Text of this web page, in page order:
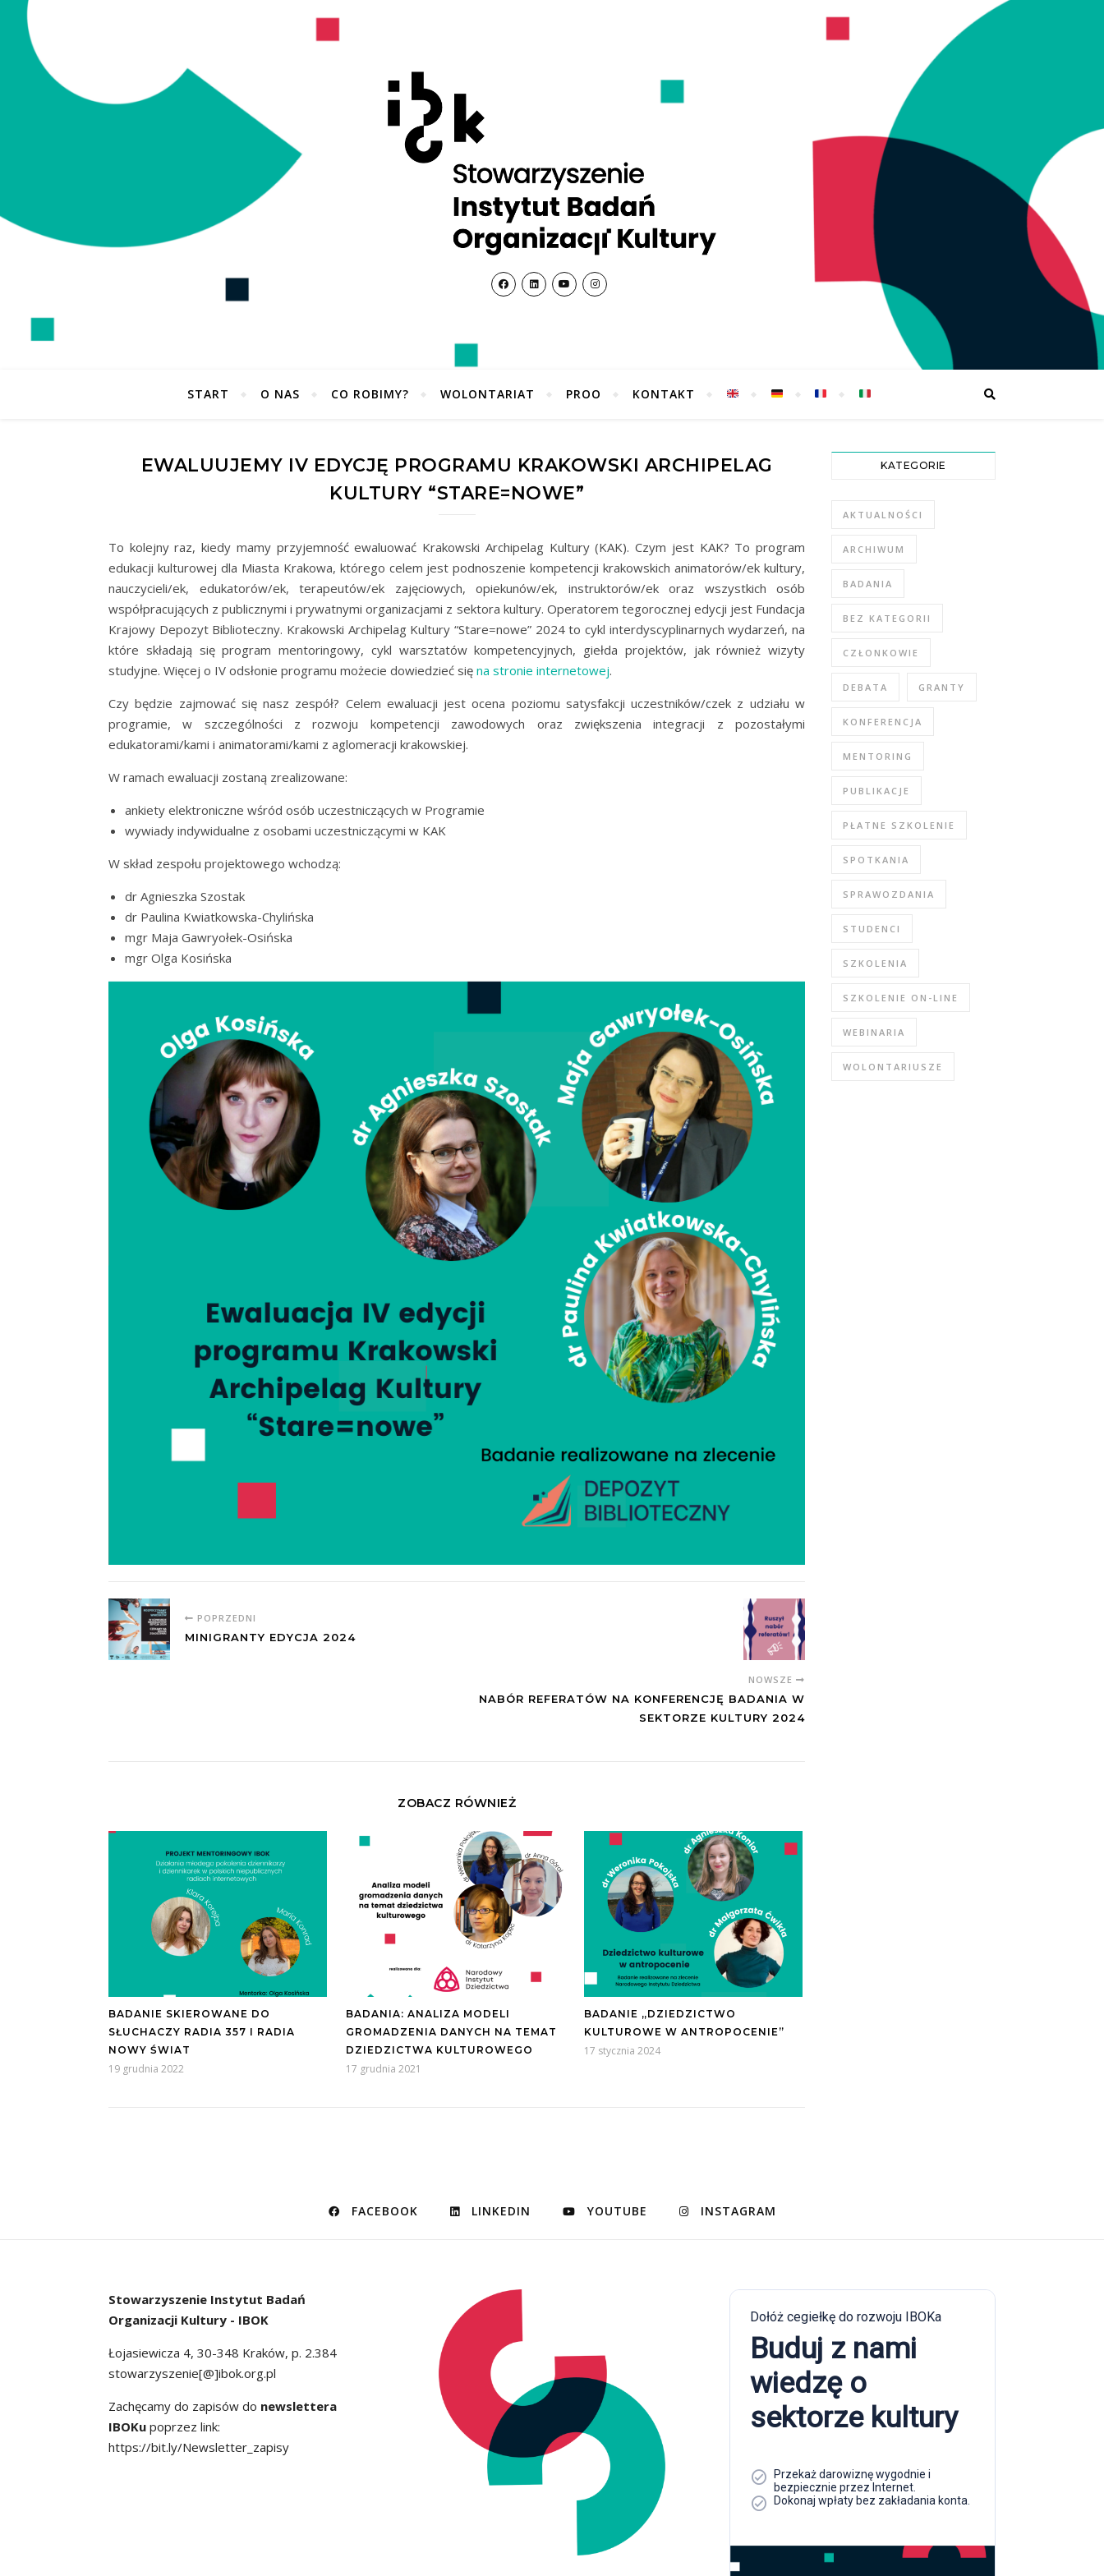
START O NAS CO ROBIMY? WOLONTARIAT PROO KONTAKT
EWALUUJEMY IV EDYCJĘ PROGRAMU KRAKOWSKI ARCHIPELAG
KULTURY “STARE=NOWE”
To kolejny raz, kiedy mamy przyjemność ewaluować Krakowski Archipelag Kultury (KAK). Czym jest KAK? To program
edukacji kulturowej dla Miasta Krakowa, którego celem jest podnoszenie kompetencji krakowskich animatorów/ek kultury,
nauczycieli/ek, edukatorów/ek, terapeutów/ek zajęciowych, opiekunów/ek, instruktorów/ek oraz wszystkich osób
współpracujących z publicznymi i prywatnymi organizacjami z sektora kultury. Operatorem tegorocznej edycji jest Fundacja
Krajowy Depozyt Biblioteczny. Krakowski Archipelag Kultury “Stare=nowe” 2024 to cykl interdyscyplinarnych wydarzeń, na
które składają się program mentoringowy, cykl warsztatów kompetencyjnych, giełda projektów, jak również wizyty
studyjne. Więcej o IV odsłonie programu możecie dowiedzieć się na stronie internetowej.
Czy będzie zajmować się nasz zespół? Celem ewaluacji jest ocena poziomu satysfakcji uczestników/czek z udziału w
programie, w szczególności z rozwoju kompetencji zawodowych oraz zwiększenia integracji z pozostałymi
edukatorami/kami i animatorami/kami z aglomeracji krakowskiej.
W ramach ewaluacji zostaną zrealizowane:
ankiety elektroniczne wśród osób uczestniczących w Programie
wywiady indywidualne z osobami uczestniczącymi w KAK
W skład zespołu projektowego wchodzą:
dr Agnieszka Szostak
dr Paulina Kwiatkowska-Chylińska
mgr Maja Gawryołek-Osińska
mgr Olga Kosińska
POPRZEDNI
MINIGRANTY EDYCJA 2024
NOWSZE
NABÓR REFERATÓW NA KONFERENCJĘ BADANIA W
SEKTORZE KULTURY 2024
ZOBACZ RÓWNIEŻ
BADANIE SKIEROWANE DO
SŁUCHACZY RADIA 357 I RADIA
NOWY ŚWIAT
19 grudnia 2022
BADANIA: ANALIZA MODELI
GROMADZENIA DANYCH NA TEMAT
DZIEDZICTWA KULTUROWEGO
17 grudnia 2021
BADANIE „DZIEDZICTWO
KULTUROWE W ANTROPOCENIE”
17 stycznia 2024
KATEGORIE
AKTUALNOŚCI
ARCHIWUM
BADANIA
BEZ KATEGORII
CZŁONKOWIE
DEBATA GRANTY
KONFERENCJA
MENTORING
PUBLIKACJE
PŁATNE SZKOLENIE
SPOTKANIA
SPRAWOZDANIA
STUDENCI
SZKOLENIA
SZKOLENIE ON-LINE
WEBINARIA
WOLONTARIUSZE
FACEBOOK LINKEDIN YOUTUBE INSTAGRAM
Stowarzyszenie Instytut Badań
Organizacji Kultury - IBOK
Łojasiewicza 4, 30-348 Kraków, p. 2.384
stowarzyszenie[@]ibok.org.pl
Zachęcamy do zapisów do newslettera
IBOKu poprzez link:
https://bit.ly/Newsletter_zapisy